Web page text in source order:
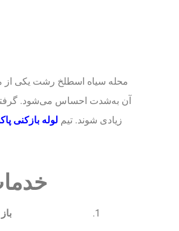
محله سیاه اسطلخ رشت یکی از
آن به‌شدت احساس می‌شود.
زیادی شوند. تیم لوله بازکنی